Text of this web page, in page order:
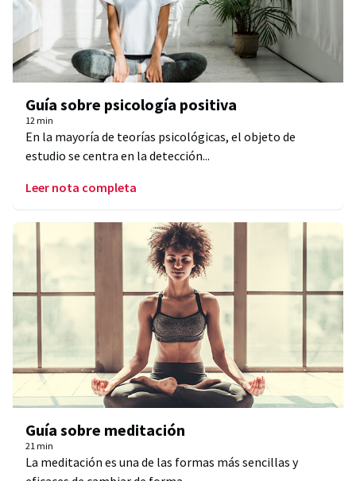
Guía sobre psicología positiva
12 min
En la mayoría de teorías psicológicas, el objeto de
estudio se centra en la detección...
Leer nota completa
Guía sobre meditación
21 min
La meditación es una de las formas más sencillas y